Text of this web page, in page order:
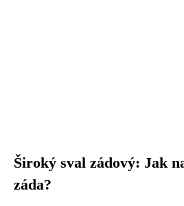
Široký sval zádový: Jak
záda?